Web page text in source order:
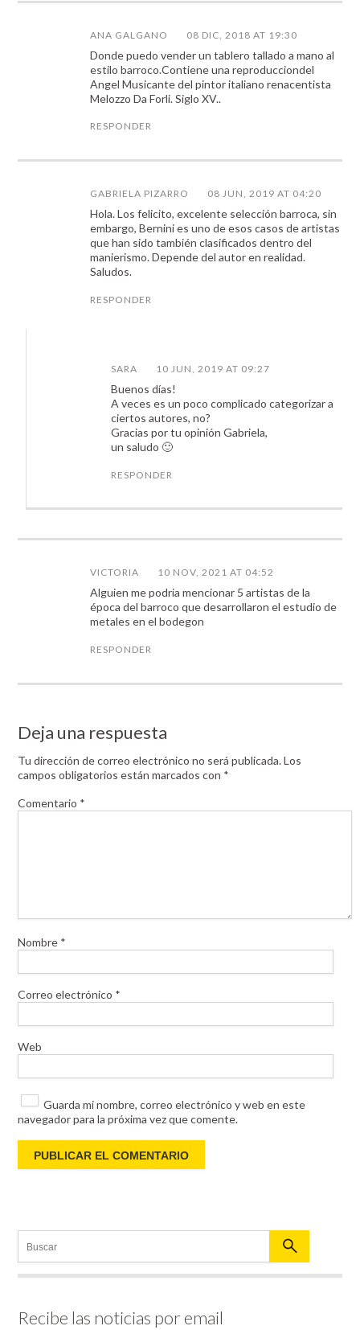
ANA GALGANO 08 DIC, 2018 AT 19:30
Donde puedo vender un tablero tallado a mano al
estilo barroco.Contiene una reproducciondel
Angel Musicante del pintor italiano renacentista
Melozzo Da Forli. Siglo XV..
RESPONDER
GABRIELA PIZARRO 08 JUN, 2019 AT 04:20
Hola. Los felicito, excelente selección barroca, sin
embargo, Bernini es uno de esos casos de artistas
que han sido también clasificados dentro del
manierismo. Depende del autor en realidad.
Saludos.
RESPONDER
SARA 10 JUN, 2019 AT 09:27
Buenos días!
A veces es un poco complicado categorizar a
ciertos autores, no?
Gracias por tu opinión Gabriela,
un saludo 🙂
RESPONDER
VICTORIA 10 NOV, 2021 AT 04:52
Alguien me podria mencionar 5 artistas de la
época del barroco que desarrollaron el estudio de
metales en el bodegon
RESPONDER
Deja una respuesta
Tu dirección de correo electrónico no será publicada. Los
campos obligatorios están marcados con *
Comentario *
Nombre *
Correo electrónico *
Web
Guarda mi nombre, correo electrónico y web en este
navegador para la próxima vez que comente.
Recibe las noticias por email